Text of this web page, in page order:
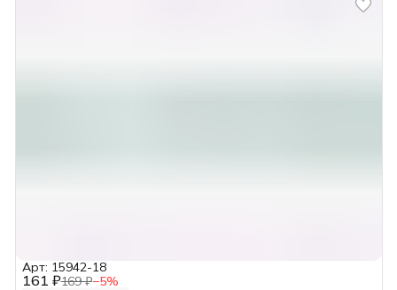
161 ₽169 ₽−5%
Арт: 15942-18